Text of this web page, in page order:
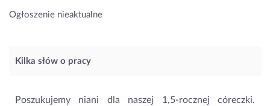
Ogłoszenie nieaktualne
Kilka słów o pracy
Poszukujemy niani dla naszej 1,5-rocznej córeczki.